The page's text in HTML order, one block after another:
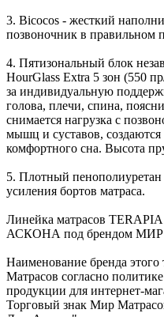
3. Bicocos - жесткий
позвоночник в правильном
4. Пятизональный блок
HourGlass Extra 5 зон (550
за индивидуальную
голова, плечи, спина,
снимается нагрузка с
мышц и суставов,
комфортного сна. Высота
5. Плотный
усиления бортов матраса.
Линейка матрасов
АСКОНА под брендом
Наименование бренда
Матрасов согласно
продукции для интернет-
Торговый знак Мир